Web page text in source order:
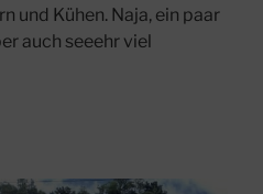
und Kühen. Naja, ein paar
auch seeehr viel